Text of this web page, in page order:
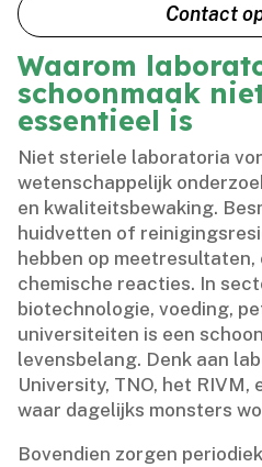
Contact
Waarom
schoonmaak
essentieel is
Niet steriele laboratoria
wetenschappelijk
en kwaliteitsbewaking.​
huidvetten of
hebben op
chemische reacties.​ In
biotechnologie, voeding,
universiteiten is een
levensbelang.​ Denk aan
University, TNO, het
waar dagelijks monsters
Bovendien zorgen